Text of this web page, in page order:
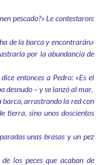
pescado?» Le contestaron:
de la barca y encontrarán.»
por la abundancia de
entonces a Pedro: «Es el
desnudo – y se lanzó al mar.
barca, arrastrando la red con
tierra, sino unos doscientos
unas brasas y un pez
de los peces que acaban de